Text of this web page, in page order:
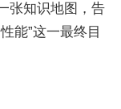
张知识地图，告
能”这一最终目